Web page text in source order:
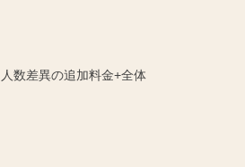
数差異の追加料金+全体